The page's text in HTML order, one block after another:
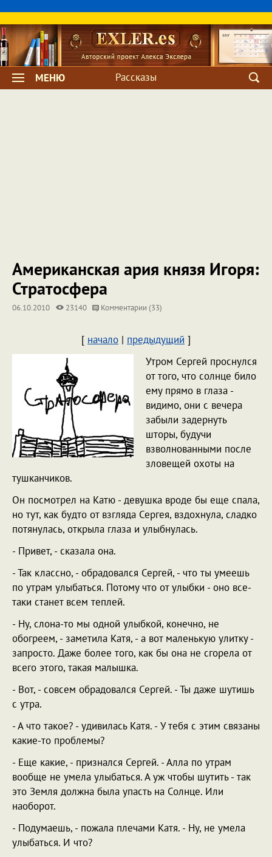
МЕНЮ Рассказы
Американская ария князя Игоря:
Стратосфера
06.10.2010 23140 Комментарии (33)
[ начало | предыдущий ]
Утром Сергей проснулся
от того, что солнце било
ему прямо в глаза -
видимо, они с вечера
забыли задернуть
шторы, будучи
взволнованными после
зловещей охоты на
тушканчиков.
Он посмотрел на Катю - девушка вроде бы еще спала,
но тут, как будто от взгляда Сергея, вздохнула, сладко
потянулась, открыла глаза и улыбнулась.
- Привет, - сказала она.
- Так классно, - обрадовался Сергей, - что ты умеешь
по утрам улыбаться. Потому что от улыбки - оно все-
таки станет всем теплей.
- Ну, слона-то мы одной улыбкой, конечно, не
обогреем, - заметила Катя, - а вот маленькую улитку -
запросто. Даже более того, как бы она не сгорела от
всего этого, такая малышка.
- Вот, - совсем обрадовался Сергей. - Ты даже шутишь
с утра.
- А что такое? - удивилась Катя. - У тебя с этим связаны
какие-то проблемы?
- Еще какие, - признался Сергей. - Алла по утрам
вообще не умела улыбаться. А уж чтобы шутить - так
это Земля должна была упасть на Солнце. Или
наоборот.
- Подумаешь, - пожала плечами Катя. - Ну, не умела
улыбаться. И что?